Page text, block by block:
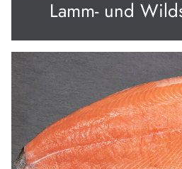
Lamm- und